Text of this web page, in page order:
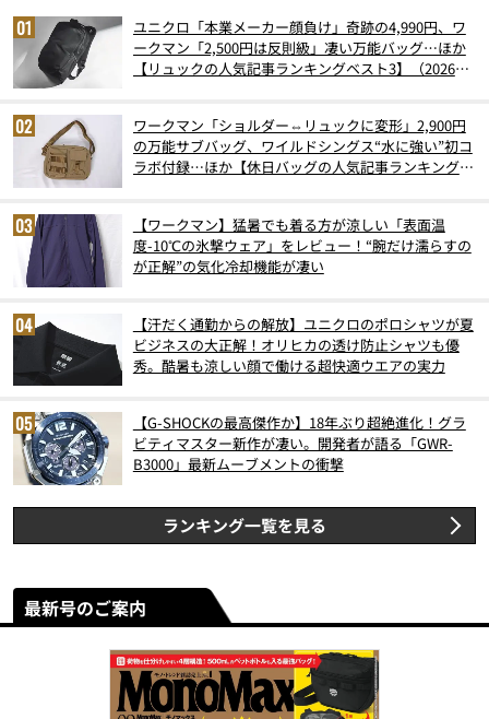
ユニクロ「本業メーカー顔負け」奇跡の4,990円、ワ
ークマン「2,500円は反則級」凄い万能バッグ…ほか
【リュックの人気記事ランキングベスト3】（2026年
ワークマン「ショルダー⇔リュックに変形」2,900円
の万能サブバッグ、ワイルドシングス“水に強い”初コ
ラボ付録…ほか【休日バッグの人気記事ランキングベ
【ワークマン】猛暑でも着る方が涼しい「表面温
度-10℃の氷撃ウェア」をレビュー！“腕だけ濡らすの
が正解”の気化冷却機能が凄い
【汗だく通勤からの解放】ユニクロのポロシャツが夏
ビジネスの大正解！オリヒカの透け防止シャツも優
秀。酷暑も涼しい顔で働ける超快適ウエアの実力
【G-SHOCKの最高傑作か】18年ぶり超絶進化！グラ
ビティマスター新作が凄い。開発者が語る「GWR-
B3000」最新ムーブメントの衝撃
ランキング一覧を見る
最新号のご案内